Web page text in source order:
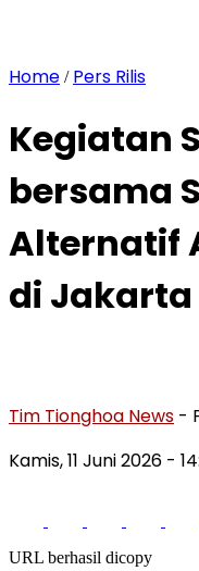
Home / Pers Rilis
Kegiatan
bersama
Alternatif
di Jakarta
Tim Tionghoa News -
Kamis, 11 Juni 2026 -
URL berhasil dicopy